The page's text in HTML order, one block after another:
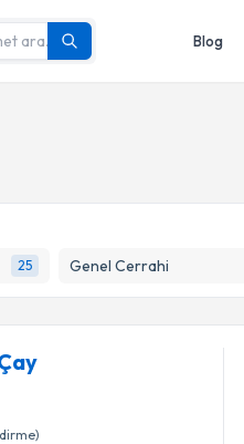
Blog
25 Genel Cerrahi